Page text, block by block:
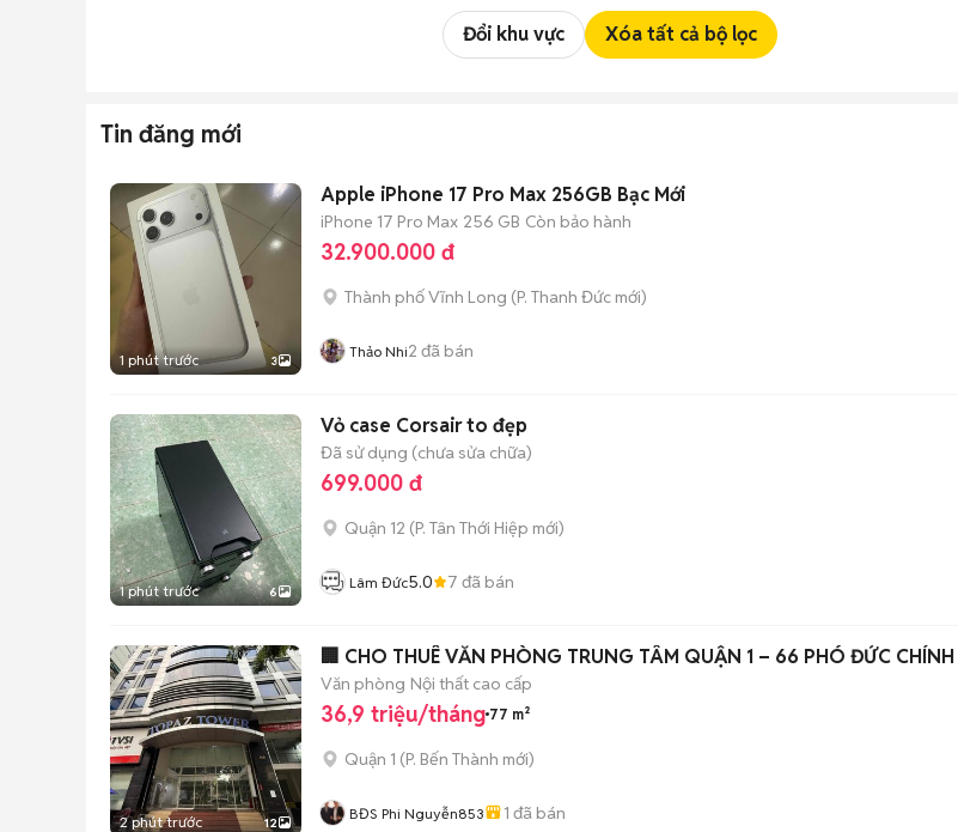
Đổi khu vực Xóa tất cả bộ lọc
Tin đăng mới
1 phút trước 3
Apple iPhone 17 Pro Max 256GB Bạc Mới
iPhone 17 Pro Max 256 GB Còn bảo hành
32.900.000 đ
Thành phố Vĩnh Long (P. Thanh Đức mới)
Thảo Nhi2 đã bán
1 phút trước 6
Vỏ case Corsair to đẹp
Đã sử dụng (chưa sửa chữa)
699.000 đ
Quận 12 (P. Tân Thới Hiệp mới)
Lâm Đức5.0 7 đã bán
2 phút trước 12
Văn phòng Nội thất cao cấp
36,9 triệu/tháng 77 m²
Quận 1 (P. Bến Thành mới)
BĐS Phi Nguyễn853 1 đã bán